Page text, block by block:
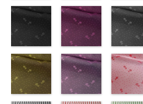
Macolina、
NUDE、
pinkywolman
100％
DOLCELABY
6000
リエステル
100％
DOLCELABY
6000
リエステ
100％
6000
145-b.jpg
KKP2090-
145-B
ブラウ
チェーン
テル100％
DOLCELABY
6000
AK203-55 ブ
ラック
花柄
キュプラ
100％
FairyRose
6000
AK203-51
ッド
花柄
ュプラ100
6000
(AK203-
31/LT)
http://www.anys.co.jp/wp-
content/uploads/2013/05/ak203-
AK203-31 グ
レー 花柄 キ
ュプラ100％
DOLCELABY、
(AK203-
29/LT)
http://www.anys.co.jp/wp-
content/uploads/2013/05/
AK203-29 オ
レンジ
花柄
キュプラ
100％
(AK203-
27/LT)
http://
content/
AK203-27
リーン 花
キュプラ
100％
ラック
(AK201-
55/LT)
http://www.anys.co.jp/wp-
ンク(AK201-
53/LT)
http://www.anys.co.jp/wp-
content/uploads/2013/05/
レー
52/LT)
http://
content/